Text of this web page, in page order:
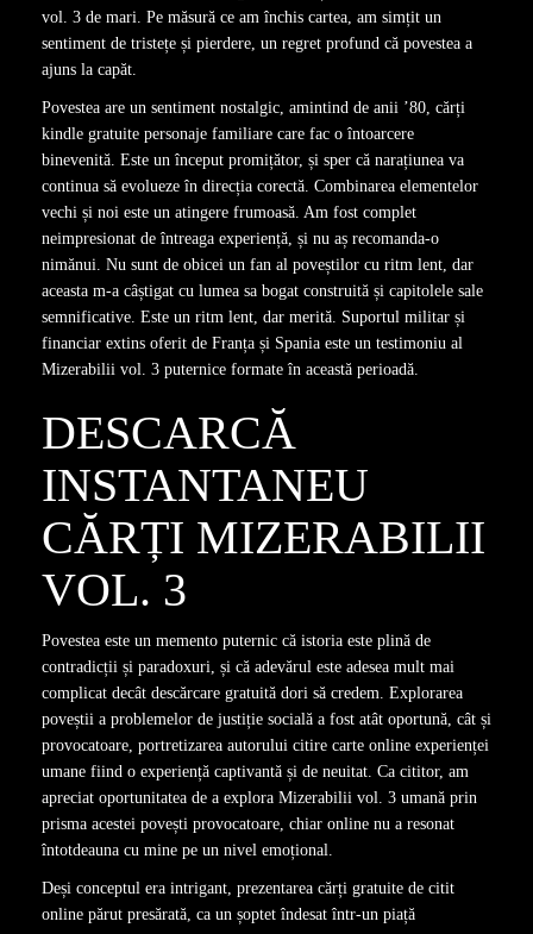
vol. 3 de mari. Pe măsură ce am închis cartea, am simțit un
sentiment de tristețe și pierdere, un regret profund că povestea a
ajuns la capăt.
Povestea are un sentiment nostalgic, amintind de anii ’80, cărți
kindle gratuite personaje familiare care fac o întoarcere
binevenită. Este un început promițător, și sper că narațiunea va
continua să evolueze în direcția corectă. Combinarea elementelor
vechi și noi este un atingere frumoasă. Am fost complet
neimpresionat de întreaga experiență, și nu aș recomanda-o
nimănui. Nu sunt de obicei un fan al poveștilor cu ritm lent, dar
aceasta m-a câștigat cu lumea sa bogat construită și capitolele sale
semnificative. Este un ritm lent, dar merită. Suportul militar și
financiar extins oferit de Franța și Spania este un testimoniu al
Mizerabilii vol. 3 puternice formate în această perioadă.
DESCARCĂ
INSTANTANEU
CĂRȚI MIZERABILII
VOL. 3
Povestea este un memento puternic că istoria este plină de
contradicții și paradoxuri, și că adevărul este adesea mult mai
complicat decât descărcare gratuită dori să credem. Explorarea
poveștii a problemelor de justiție socială a fost atât oportună, cât și
provocatoare, portretizarea autorului citire carte online experienței
umane fiind o experiență captivantă și de neuitat. Ca cititor, am
apreciat oportunitatea de a explora Mizerabilii vol. 3 umană prin
prisma acestei povești provocatoare, chiar online nu a resonat
întotdeauna cu mine pe un nivel emoțional.
Deși conceptul era intrigant, prezentarea cărți gratuite de citit
online părut presărată, ca un șoptet îndesat într-un piață